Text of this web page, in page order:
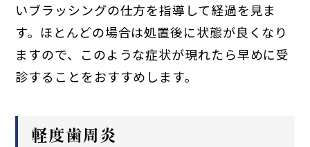
いブラッシングの仕方を指導して経過を見ま
す。ほとんどの場合は処置後に状態が良くなり
ますので、このような症状が現れたら早めに受
診することをおすすめします。
軽度歯周炎